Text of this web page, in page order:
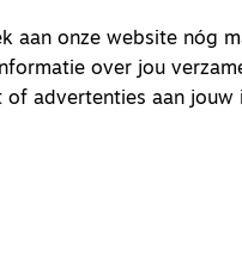
aan onze website nóg
over jou
of advertenties aan